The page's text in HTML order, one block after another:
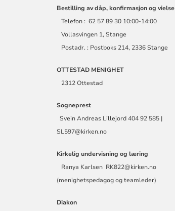
Bestilling av dåp, konfirmasjon og vielse
Telefon : 62 57 89 30 10:00-14:00
Vollasvingen 1, Stange
Postadr. : Postboks 214, 2336 Stange
OTTESTAD MENIGHET
2312 Ottestad
Sogneprest
Svein Andreas Lillejord 404 92 585 |
SL597@kirken.no
Kirkelig undervisning og læring
Ranya Karlsen RK822@kirken.no
(menighetspedagog og teamleder)
Diakon